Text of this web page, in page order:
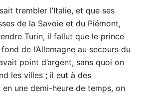
trembler l’Italie, et que ses
de la Savoie et du Piémont,
Turin, il fallut que le prince
de l’Allemagne au secours du
point d’argent, sans quoi on
les villes ; il eut à des
en une demi-heure de temps, on